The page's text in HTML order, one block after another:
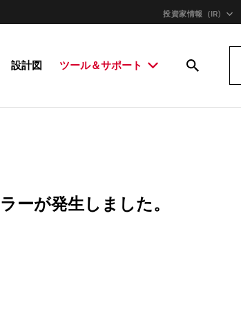
投資家情報（IR)
設計図 ツール＆サポート
ーが発生しました。